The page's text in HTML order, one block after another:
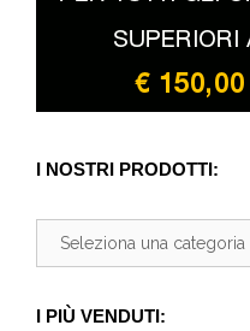
I NOSTRI PRODOTTI:
I PIÙ VENDUTI: